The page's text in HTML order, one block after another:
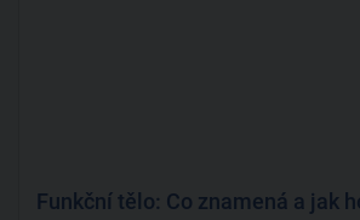
Funkční tělo: Co znamená a jak